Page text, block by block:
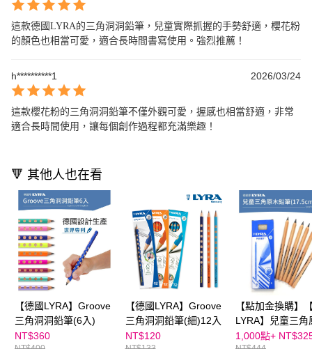
這款德國LYRA的三角洞洞鉛筆，兒童實際抓握的手勢舒適，櫻花粉
的顏色也相當可愛，適合長時間書寫使用。強烈推薦！
h**********1 2026/03/24
這款櫻花粉的三角洞洞鉛筆不僅外觀可愛，握感也相當舒適，非常
適合長時間使用，讓每個創作過程都充滿樂趣！
🔻 其他人也在看
【德國LYRA】Groove
三角洞洞鉛筆(6入)
NT$360
【德國LYRA】Groove
三角洞洞鉛筆(細)12入
NT$120
【點加金換購】
LYRA】兒童三角
鉛筆(17.5cm) 6入
1,000點+